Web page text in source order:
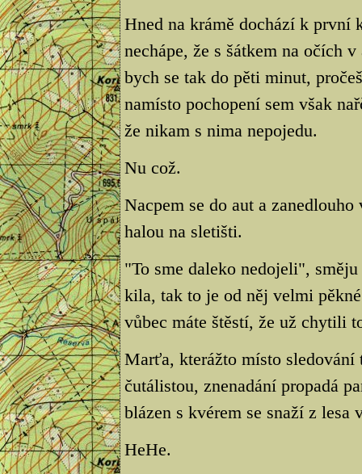
Hned na krámě dochází k první
nechápe, že s šátkem na očích
bych se tak do pěti minut,
namísto pochopení sem však
že nikam s nima nepojedu.
Nu což.
Nacpem se do aut a
halou na sletišti.
"To sme daleko nedojeli",
kila, tak to je od něj velmi
vůbec máte štěstí, že už chytili
Marťa, kterážto místo
čutálistou, znenadání propadá
blázen s kvérem se snaží z lesa
HeHe.